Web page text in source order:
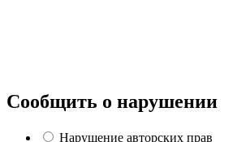
Сообщить о нарушении
Нарушение авторских прав